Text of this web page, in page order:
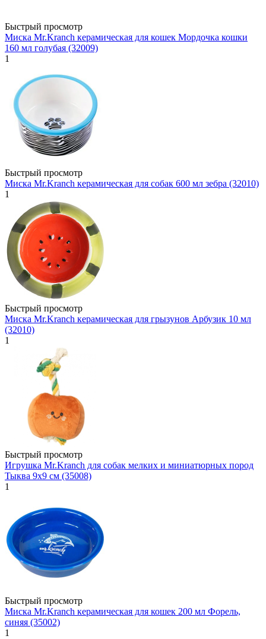
Быстрый просмотр
Миска Mr.Kranch керамическая для кошек Мордочка кошки
160 мл голубая (32009)
1
Быстрый просмотр
Миска Mr.Kranch керамическая для собак 600 мл зебра (32010)
1
Быстрый просмотр
Миска Mr.Kranch керамическая для грызунов Арбузик 10 мл
(32010)
1
Быстрый просмотр
Игрушка Mr.Kranch для собак мелких и миниатюрных пород
Тыква 9х9 см (35008)
1
Быстрый просмотр
Миска Mr.Kranch керамическая для кошек 200 мл Форель,
синяя (35002)
1